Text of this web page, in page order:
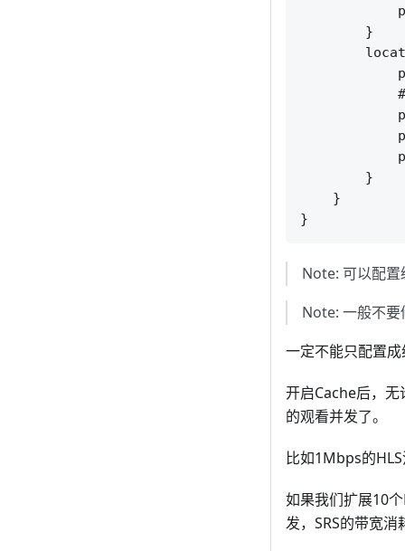
        }
        }
    }
Note: 可以配置
Note: 一般不要
一定不能只配置
开启Cache后，无
的观看并发了。
比如1Mbps的
如果我们扩展10
发，SRS的带宽